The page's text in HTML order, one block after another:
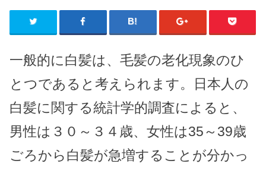
一般的に白髪は、毛髪の老化現象のひ
とつであると考えられます。日本人の
白髪に関する統計学的調査によると、
男性は３０～３４歳、女性は35～39歳
ごろから白髪が急増することが分かっ